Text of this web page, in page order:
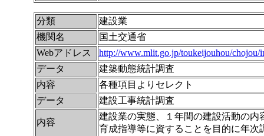
分類
建設業
機関名
国土交通省
Webアドレス
http://www.mlit.go.jp/toukeijouhou/chojou/
データ
建築動態統計調査
内容
各種項目よりセレクト
データ
建設工事統計調査
内容
建設業の実態、１年間の建設活動の
育成指導等に資することを目的に年次